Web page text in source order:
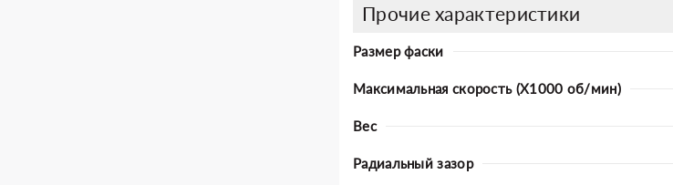
Прочие характеристики
Размер фаски
Максимальная скорость (X1000 об/мин)
Вес
Радиальный зазор